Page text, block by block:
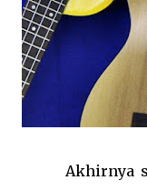
Akhirnya